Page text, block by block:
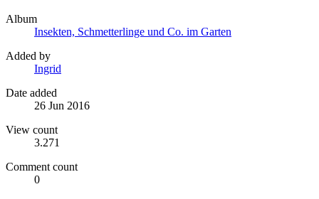
Album
Insekten, Schmetterlinge und Co. im Garten
Added by
Ingrid
Date added
26 Jun 2016
View count
3.271
Comment count
0